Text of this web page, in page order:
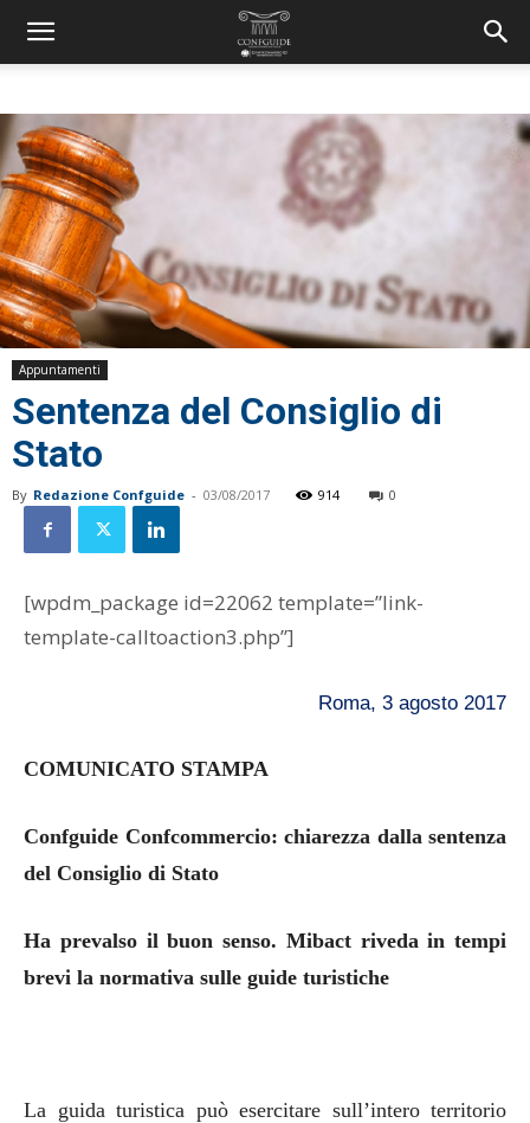
Appuntamenti
Sentenza del Consiglio di
Stato
By Redazione Confguide - 03/08/2017 914 0
[wpdm_package id=22062 template=”link-
template-calltoaction3.php”]
Roma, 3 agosto 2017
COMUNICATO STAMPA
Confguide Confcommercio: chiarezza dalla sentenza
del Consiglio di Stato
Ha prevalso il buon senso. Mibact riveda in tempi
brevi la normativa sulle guide turistiche
La guida turistica può esercitare sull’intero territorio